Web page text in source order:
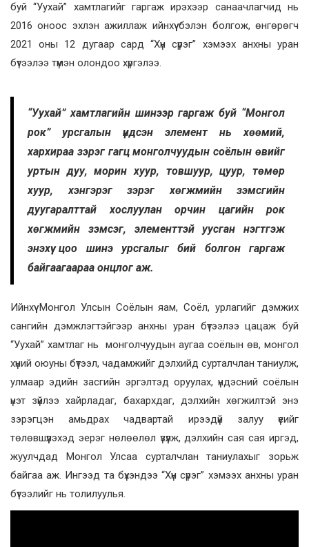
буй “Уухай” хамтлагийг гаргаж ирэхээр санаачлагчид нь
2016 оноос эхлэн ажиллаж ийнхүү бэлэн болгож, өнгөрөгч
2021 оны 12 дугаар сард “Хүн сүрэг” хэмээх анхны уран
бүтээлээ түмэн олондоо хүргэлээ.
“Уухай” хамтлагийн шинээр гаргаж буй “Монгол
рок” урсгалын үндсэн элемент нь хөөмий,
хархираа зэрэг гагц монголчуудын соёлын өвийг
уртын дуу, морин хуур, товшуур, цуур, төмөр
хуур, хэнгэрэг зэрэг хөгжмийн зэмсгийн
дуугаралттай хослуулан орчин цагийн рок
хөгжмийн зэмсэг, элементтэй уусган нэгтгэж
энэхүү цоо шинэ урсгалыг бий болгон гаргаж
байгаагаараа онцлог аж.
Ийнхүү Монгол Улсын Соёлын яам, Соёл, урлагийг дэмжих
сангийн дэмжлэгтэйгээр анхны уран бүтээлээ цацаж буй
“Уухай” хамтлаг нь монголчуудын аугаа соёлын өв, монгол
хүний оюуны бүтээл, чадамжийг дэлхийд сурталчлан таниулж,
улмаар эдийн засгийн эргэлтэд оруулах, үндэсний соёлын
үнэт зүйлээ хайрладаг, бахархдаг, дэлхийн хөгжилтэй энэ
зэрэгцэн амьдрах чадвартай ирээдүй залуу үеийг
төлөвшүүлэхэд эерэг нөлөөлөл үзүүлж, дэлхийн сая сая иргэд,
жуулчдад Монгол Улсаа сурталчлан таниулахыг зорьж
байгаа аж. Ингээд та бүхэндээ “Хүн сүрэг” хэмээх анхны уран
бүтээлийг нь толилуулья.